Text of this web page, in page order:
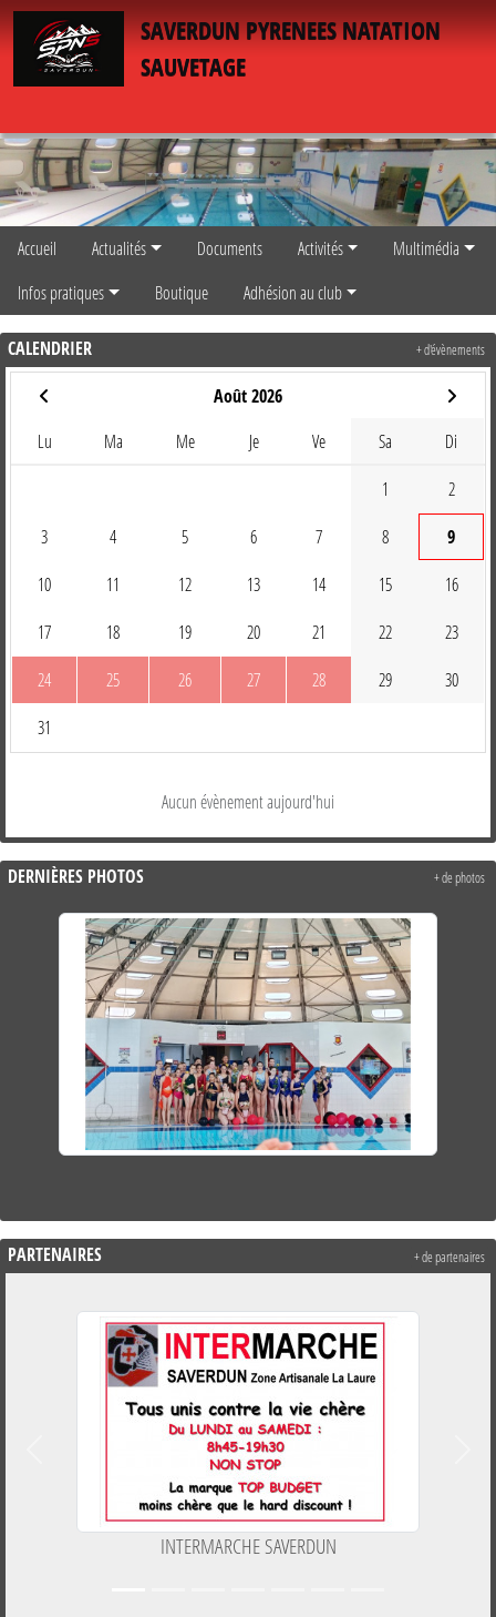
SAVERDUN PYRENEES NATATION
SAUVETAGE
Accueil Actualités Documents Activités
Multimédia
Infos pratiques
Boutique Adhésion au club
CALENDRIER
Août 2026
Lu Ma Me Je Ve Sa Di
1 2
3 4 5 6 7 8 9
10 11 12 13 14 15 16
17 18 19 20 21 22 23
24 25 26 27 28 29 30
31
Aucun évènement aujourd'hui
+ d'évènements
DERNIÈRES PHOTOS + de photos
PARTENAIRES
INTERMARCHE SAVERDUN
+ de partenaires
Panneau de gestion des cookies